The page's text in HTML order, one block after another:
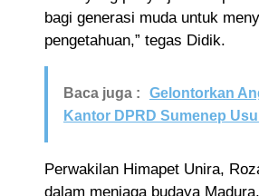
bagi generasi muda untuk
pengetahuan,” tegas Didik.
Baca juga :
Gelontorkan
Kantor DPRD Sumenep
Perwakilan Himapet Unira,
dalam menjaga budaya Madura.